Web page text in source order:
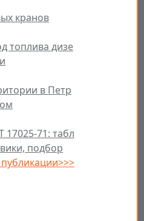
кранов
топлива дизе
в Петр
71: табл
подбор